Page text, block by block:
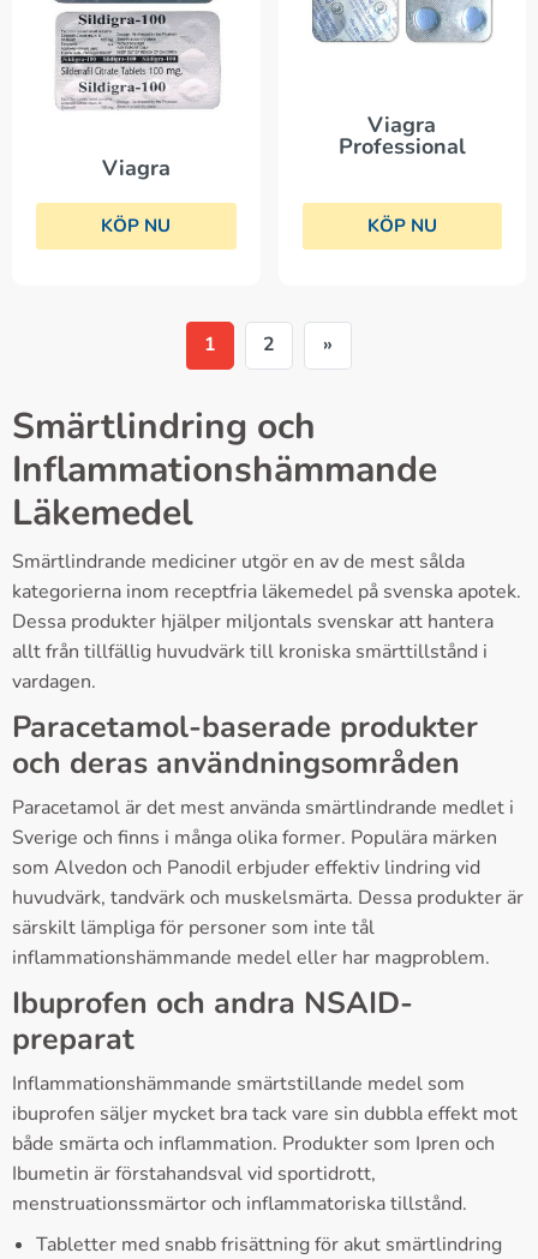
Viagra
KÖP NU
Viagra
Professional
KÖP NU
1 2 »
Smärtlindring och
Inflammationshämmande
Läkemedel
Smärtlindrande mediciner utgör en av de mest sålda
kategorierna inom receptfria läkemedel på svenska apotek.
Dessa produkter hjälper miljontals svenskar att hantera
allt från tillfällig huvudvärk till kroniska smärttillstånd i
vardagen.
Paracetamol-baserade produkter
och deras användningsområden
Paracetamol är det mest använda smärtlindrande medlet i
Sverige och finns i många olika former. Populära märken
som Alvedon och Panodil erbjuder effektiv lindring vid
huvudvärk, tandvärk och muskelsmärta. Dessa produkter är
särskilt lämpliga för personer som inte tål
inflammationshämmande medel eller har magproblem.
Ibuprofen och andra NSAID-
preparat
Inflammationshämmande smärtstillande medel som
ibuprofen säljer mycket bra tack vare sin dubbla effekt mot
både smärta och inflammation. Produkter som Ipren och
Ibumetin är förstahandsval vid sportidrott,
menstruationssmärtor och inflammatoriska tillstånd.
Tabletter med snabb frisättning för akut smärtlindring